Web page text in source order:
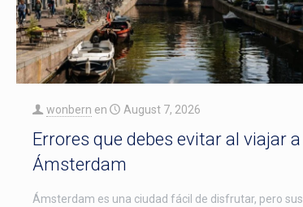
wonbern en August 7, 2026
Errores que debes evitar al viajar a
Ámsterdam
Ámsterdam es una ciudad fácil de disfrutar, pero sus